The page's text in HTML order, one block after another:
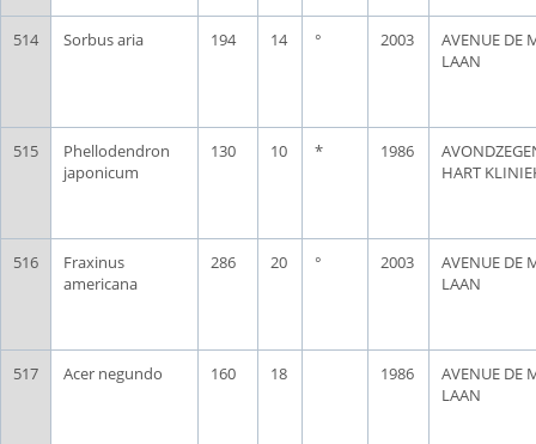
514 Sorbus aria 194 14 ° 2003
AVENUE DE
LAAN
515
Phellodendron
japonicum
130 10 * 1986
HART
516
Fraxinus
americana
286 20 ° 2003
AVENUE DE
LAAN
517 Acer negundo 160 18 1986
AVENUE DE
LAAN